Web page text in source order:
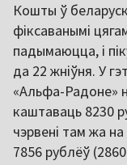
Кошты ў
фіксаванымі
падымаюцца, і
да 22 жніўня. У
«Альфа-Радоне»
каштаваць 8230
чэрвені там жа
7856 рублёў